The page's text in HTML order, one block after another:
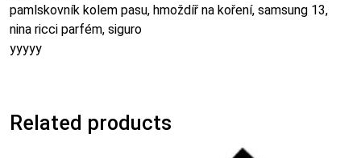
pamlskovník kolem pasu, hmoždíř na koření, samsung 13,
nina ricci parfém, siguro
yyyyy
Related products